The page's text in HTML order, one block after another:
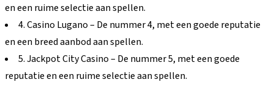
en een ruime selectie aan spellen.
4. Casino Lugano – De nummer 4, met een goede reputatie
en een breed aanbod aan spellen.
5. Jackpot City Casino – De nummer 5, met een goede
reputatie en een ruime selectie aan spellen.